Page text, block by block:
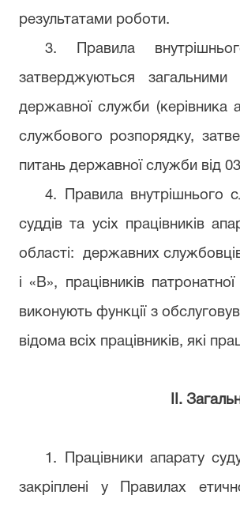
результатами роботи.
3. Правила
затверджуються
державної служби (керівника
службового розпорядку,
питань державної служби від
4. Правила внутрішнього
суддів та усіх працівників
області: державних
і «В», працівників
виконують функції з
відома всіх працівників, які
ІІ.
1. Працівники апарату
закріплені у Правилах